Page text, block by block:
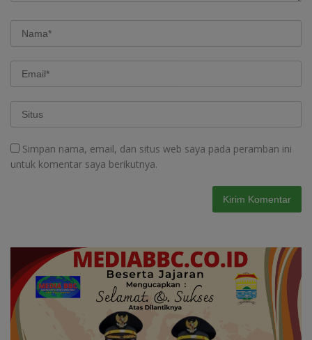
Simpan nama, email, dan situs web saya pada peramban ini
untuk komentar saya berikutnya.